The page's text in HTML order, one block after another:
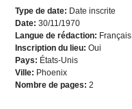
Type de date: Date inscrite
Date:30/11/1970
Langue de rédaction: Français
Inscription du lieu:Oui
Pays: États-Unis
Ville: Phoenix
Nombre de pages:2